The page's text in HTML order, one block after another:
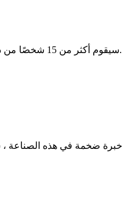
سيقوم أكثر من 15 شخصًا من ذوي الخبرة بمعالجة أي من طلباتك.
خبرة ضخمة في هذه الصناعة ،